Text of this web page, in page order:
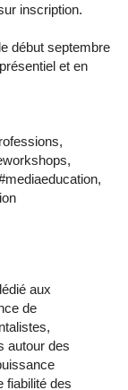
inscription.
début septembre
et en
aux
de
autour des
fiabilité des